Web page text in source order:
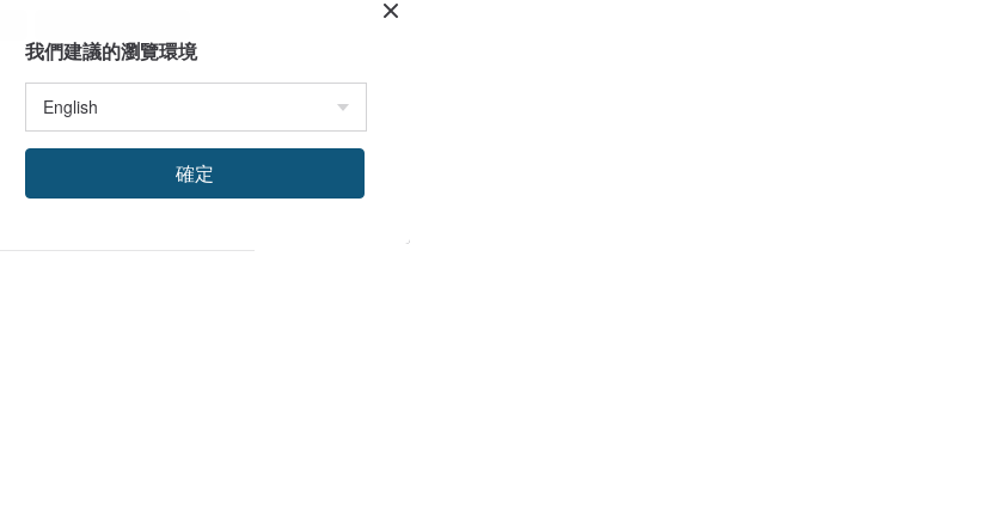
我們建議的瀏覽環境
確定